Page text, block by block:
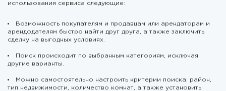
использования сервиса следующие:
Возможность покупателям и продавцам или арендаторам и
арендодателям быстро найти друг друга, а также заключить
сделку на выгодных условиях.
Поиск происходит по выбранным категориям, исключая
другие варианты.
Можно самостоятельно настроить критерии поиска: район,
тип недвижимости, количество комнат, а также установить